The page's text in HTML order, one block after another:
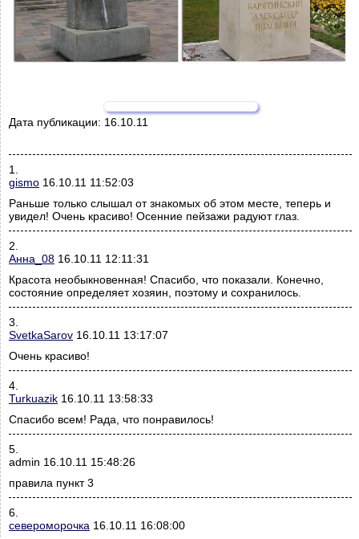
Дата публикации: 16.10.11
1.
gismo 16.10.11 11:52:03
Раньше только слышал от знакомых об этом месте, теперь и
увидел! Очень красиво! Осенние пейзажи радуют глаз.
2.
Анна_08 16.10.11 12:11:31
Красота необыкновенная! Спасибо, что показали. Конечно,
состояние определяет хозяин, поэтому и сохранилось.
3.
SvetkaSarov 16.10.11 13:17:07
Очень красиво!
4.
Turkuazik 16.10.11 13:58:33
Спасибо всем! Рада, что понравилось!
5.
admin 16.10.11 15:48:26
правила пункт 3
6.
североморочка 16.10.11 16:08:00